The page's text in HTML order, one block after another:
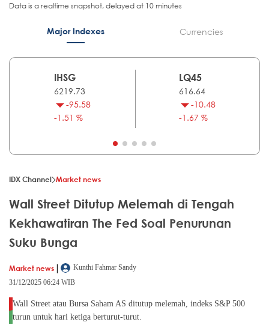
Data is a realtime snapshot, delayed at 10 minutes
Major Indexes Currencies
IHSG
6219.73
-95.58
-1.51 %
LQ45
616.64
-10.48
-1.67 %
IDX Channel Market news
Wall Street Ditutup Melemah di Tengah
Kekhawatiran The Fed Soal Penurunan
Suku Bunga
Market news |
Kunthi Fahmar Sandy
31/12/2025 06:24 WIB
Wall Street atau Bursa Saham AS ditutup melemah, indeks S&P 500
turun untuk hari ketiga berturut-turut.